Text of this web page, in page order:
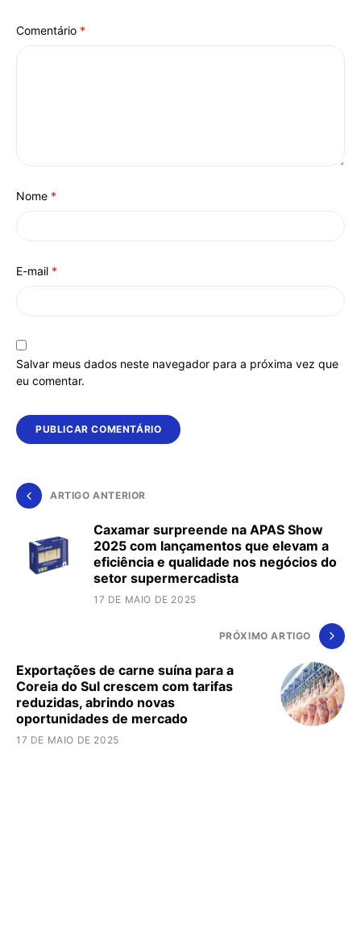
Comentário *
Nome *
E-mail *
Salvar meus dados neste navegador para a próxima vez que
eu comentar.
ARTIGO ANTERIOR
Caxamar surpreende na APAS Show
2025 com lançamentos que elevam a
eficiência e qualidade nos negócios do
setor supermercadista
17 DE MAIO DE 2025
PRÓXIMO ARTIGO
Exportações de carne suína para a
Coreia do Sul crescem com tarifas
reduzidas, abrindo novas
oportunidades de mercado
17 DE MAIO DE 2025